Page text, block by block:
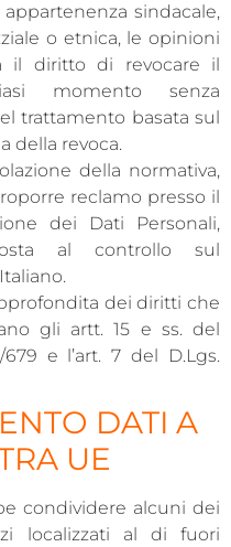
sindacale,
o etnica, le opinioni
il diritto di revocare il
momento senza
trattamento basata sul
della revoca.
della normativa,
reclamo presso il
dei Dati Personali,
al controllo sul
dei diritti che
gli artt. 15 e ss. del
e l’art. 7 del D.Lgs.
DATI A
UE
condividere alcuni dei
localizzati al di fuori